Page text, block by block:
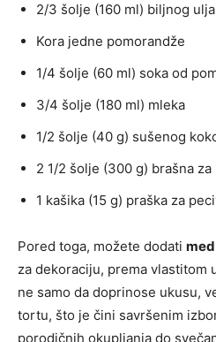
2/3 šolje (160 ml) biljnog ulja
Kora jedne pomorandže
1/4 šolje (60 ml) soka od
3/4 šolje (180 ml) mleka
1/2 šolje (40 g) sušenog
2 1/2 šolje (300 g) brašna
1 kašika (15 g) praška za
Pored toga, možete dodati med
za dekoraciju, prema vlastitom
ne samo da doprinose ukusu,
tortu, što je čini savršenim
porodičnih okupljanja do